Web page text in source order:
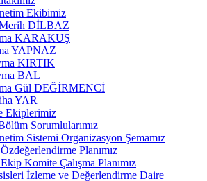
Ekibimiz
DİLBAZ
KARAKUŞ
YAPNAZ
KIRTIK
BAL
Gül DEĞİRMENCİ
YAR
Ekiplerimiz
Sorumlularımız
Sistemi Organizasyon Şemamız
Planımız
Komite Çalışma Planımız
İzleme ve Değerlendirme Daire